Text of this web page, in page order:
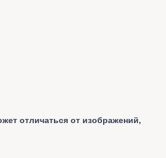
отличаться от изображений,